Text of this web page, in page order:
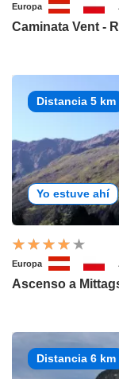
Europa
Caminata Vent -
Distancia 5 km
Yo estuve ahí
Europa
Ascenso a
Distancia 6 km